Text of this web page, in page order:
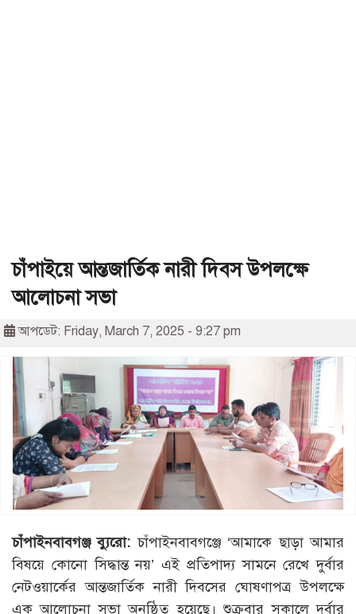
চাঁপাইয়ে আন্তজার্তিক নারী দিবস উপলক্ষে
আলোচনা সভা
আপডেট: Friday, March 7, 2025 - 9:27 pm
চাঁপাইনবাবগঞ্জ ব্যুরো: চাঁপাইনবাবগঞ্জে ‘আমাকে ছাড়া আমার
বিষয়ে কোনো সিদ্ধান্ত নয়’ এই প্রতিপাদ্য সামনে রেখে দুর্বার
নেটওয়ার্কের আন্তজার্তিক নারী দিবসের ঘোষণাপত্র উপলক্ষে
এক আলোচনা সভা অনুষ্ঠিত হয়েছে। শুক্রবার সকালে দুর্বার